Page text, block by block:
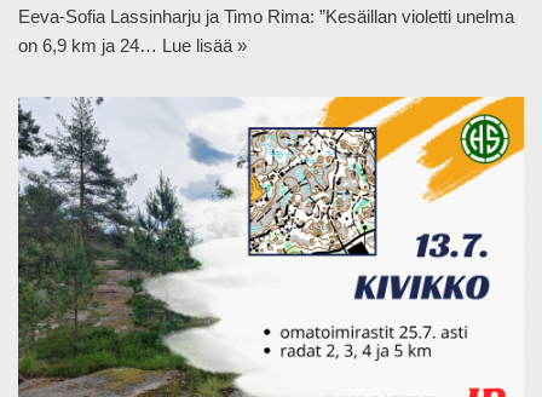
Eeva-Sofia Lassinharju ja Timo Rima: ”Kesäillan violetti unelma
on 6,9 km ja 24… Lue lisää »